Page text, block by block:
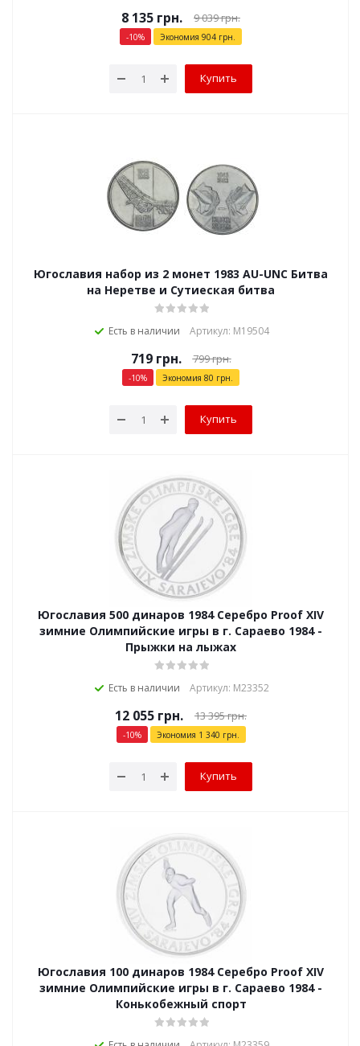
8 135 грн. 9 039грн.
-10% Экономия 904 грн.
Купить
Югославия набор из 2 монет 1983 AU-UNC Битва
на Неретве и Сутиеская битва
Есть в наличии Артикул: М19504
719грн. 799грн.
-10% Экономия 80 грн.
Купить
Югославия 500 динаров 1984 Серебро Proof XIV
зимние Олимпийские игры в г. Сараево 1984 -
Прыжки на лыжах
Есть в наличии Артикул: М23352
12 055 грн. 13 395грн.
-10% Экономия 1 340 грн.
Купить
Югославия 100 динаров 1984 Серебро Proof XIV
зимние Олимпийские игры в г. Сараево 1984 -
Конькобежный спорт